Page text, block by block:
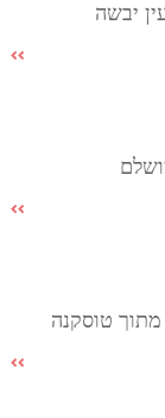
יבשה
טוסקנה